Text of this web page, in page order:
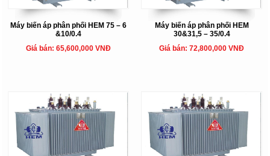
Máy biến áp phân phối HEM 75 – 6
&10/0.4
Giá bán: 65,600,000 VNĐ
Máy biến áp phân phối HEM
30&31,5 – 35/0.4
Giá bán: 72,800,000 VNĐ